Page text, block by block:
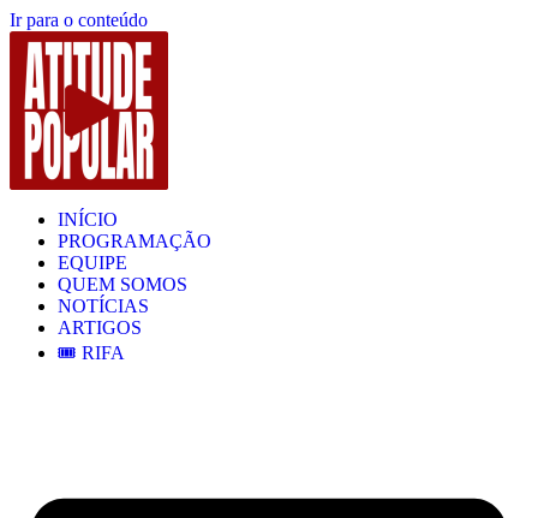
Ir para o conteúdo
INÍCIO
PROGRAMAÇÃO
EQUIPE
QUEM SOMOS
NOTÍCIAS
ARTIGOS
🎟️ RIFA